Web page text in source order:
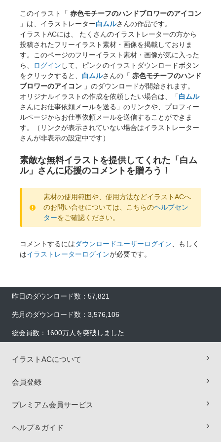
このイラスト「 赤色モチーフのハンドブロワーのアイコン
」は、イラストレーター白ムルさんの作品です。
イラストACには、 たくさんのイラストレーターの方から
投稿されたフリーイラスト素材・画像を掲載しておりま
す。このページのフリーイラスト素材・画像が気に入った
ら、
ログイン して、ピンクのイラストダウンロードボタン
をクリックすると、 白ムルさんの「 赤色モチーフのハンド
ブロワーのアイコン 」のダウンロードが開始されます。
オリジナルイラストの作成を依頼したい場合は、「白ムル
さんにお仕事依頼メールを送る」のリンクや、プロフィー
ルページからお仕事依頼メールを送信することができま
す。（リンクが表示されていない場合はイラストレーター
さんが非表示の設定中です）
素敵な無料イラストを提供してくれた「白ム
ル」さんに応援のコメントを贈ろう！
素材の使用範囲や、使用方法などイラストACへ
のお問い合せについては、こちらのヘルプセン
ターをご確認ください。
コメントするにはダウンロードユーザーログイン、もしく
はイラストレーターログインが必要です。
昨日のダウンロード数：57,821
先月のダウンロード数：3,576,106
総会員数：1600万人を突破しました
イラストACについて
会員登録
プレミアム会員サービス
ヘルプ＆ガイド